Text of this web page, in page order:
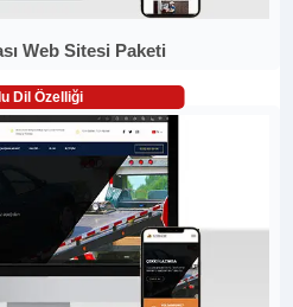
Web Sitesi Paketi
Dil Özelliği